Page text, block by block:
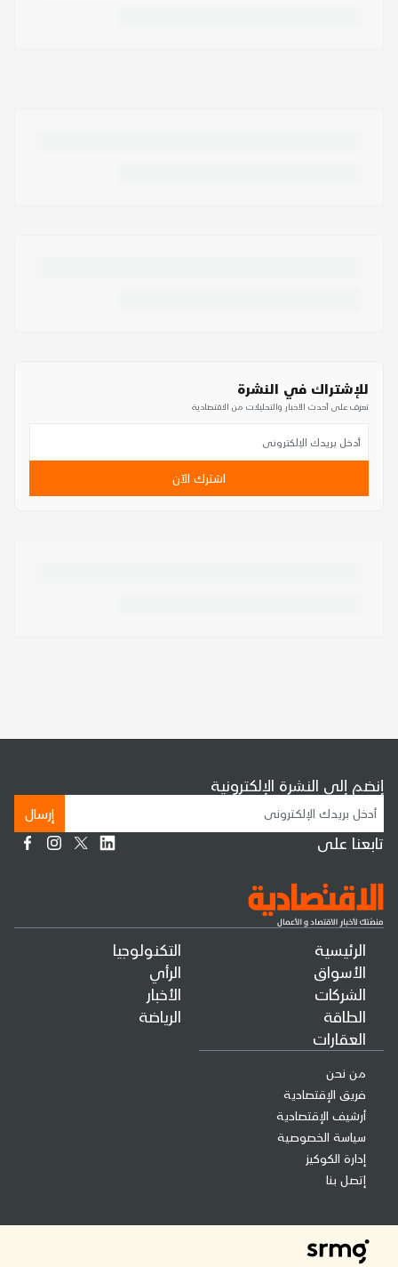
للإشتراك في النشرة
تعرف على أحدث الأخبار والتحليلات من الاقتصادية
اشترك الآن
الرئيسية
الأسواق
الشركات
الطاقة
العقارات
التكنولوجيا
الرأي
الأخبار
الرياضة
من نحن
فريق الإقتصادية
أرشيف الإقتصادية
سياسة الخصوصية
إدارة الكوكيز
إتصل بنا
إنضم إلى النشرة الإلكترونية
إرسال
تابعنا على